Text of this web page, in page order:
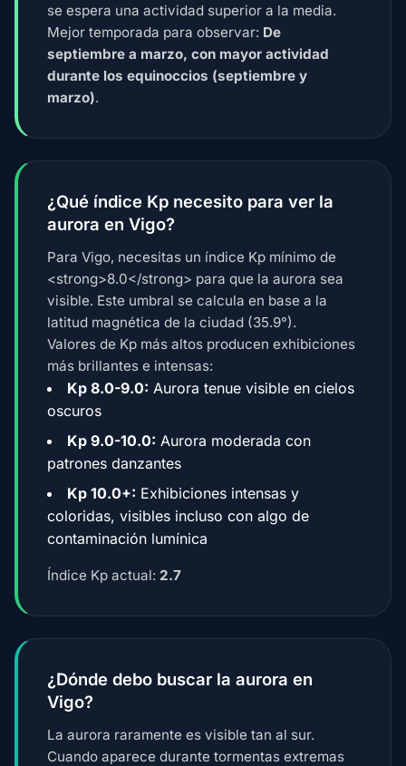
se espera una actividad superior a la media.
Mejor temporada para observar: De
septiembre a marzo, con mayor actividad
durante los equinoccios (septiembre y
marzo).
¿Qué índice Kp necesito para ver la
aurora en Vigo?
Para Vigo, necesitas un índice Kp mínimo de
<strong>8.0</strong> para que la aurora sea
visible. Este umbral se calcula en base a la
latitud magnética de la ciudad (35.9°).
Valores de Kp más altos producen exhibiciones
más brillantes e intensas:
Kp 8.0-9.0: Aurora tenue visible en cielos
oscuros
Kp 9.0-10.0: Aurora moderada con
patrones danzantes
Kp 10.0+: Exhibiciones intensas y
coloridas, visibles incluso con algo de
contaminación lumínica
Índice Kp actual: 2.7
¿Dónde debo buscar la aurora en
Vigo?
La aurora raramente es visible tan al sur.
Cuando aparece durante tormentas extremas